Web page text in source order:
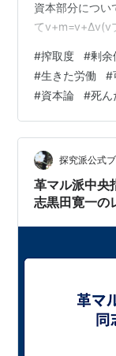
資本部分につい
てv+m=v+Δv(v
に投下された資
であり、かくし
変の価値量であ
は、投下された
る労働力が現わ
現われ、静止量
#搾取度 #剰余
#生きた労働 #
#資本論 #死ん
探究派公式
革マル派
志黒田寛一の